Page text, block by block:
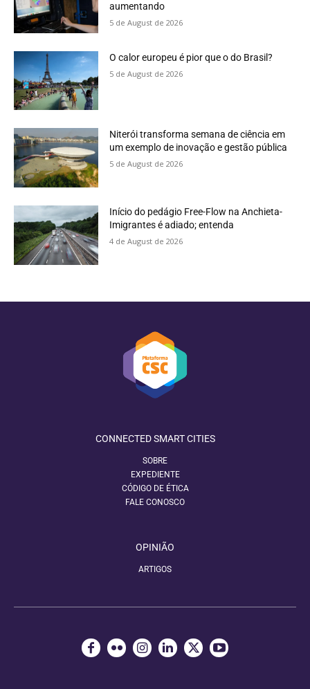
aumentando
5 de August de 2026
O calor europeu é pior que o do Brasil?
5 de August de 2026
Niterói transforma semana de ciência em
um exemplo de inovação e gestão pública
5 de August de 2026
Início do pedágio Free-Flow na Anchieta-
Imigrantes é adiado; entenda
4 de August de 2026
CONNECTED SMART CITIES
SOBRE
EXPEDIENTE
CÓDIGO DE ÉTICA
FALE CONOSCO
OPINIÃO
ARTIGOS